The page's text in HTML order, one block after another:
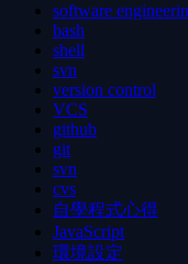
software
bash
shell
svn
version control
VCS
github
git
svn
cvs
自學程式心得
JavaScript
環境設定